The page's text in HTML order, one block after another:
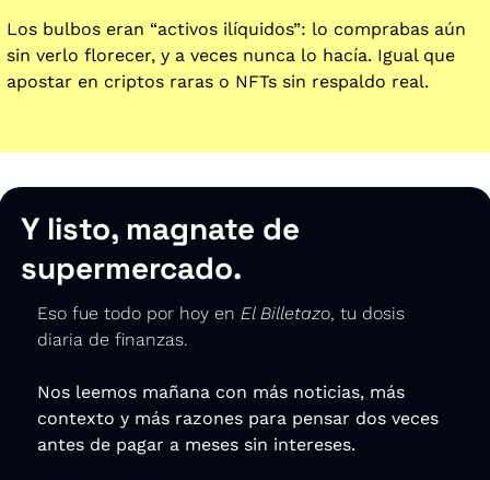
Los bulbos eran “activos ilíquidos”: lo comprabas aún
sin verlo florecer, y a veces nunca lo hacía. Igual que
apostar en criptos raras o NFTs sin respaldo real.
Y listo, magnate de
supermercado.
Eso fue todo por hoy en El Billetazo, tu dosis
diaria de finanzas.
Nos leemos mañana con más noticias, más
contexto y más razones para pensar dos veces
antes de pagar a meses sin intereses.